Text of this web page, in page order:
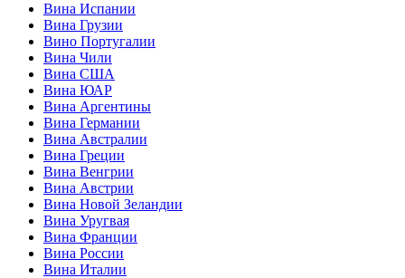
Вина Испании
Вина Грузии
Вино Португалии
Вина Чили
Вина США
Вина ЮАР
Вина Аргентины
Вина Германии
Вина Австралии
Вина Греции
Вина Венгрии
Вина Австрии
Вина Новой Зеландии
Вина Уругвая
Вина Франции
Вина России
Вина Италии